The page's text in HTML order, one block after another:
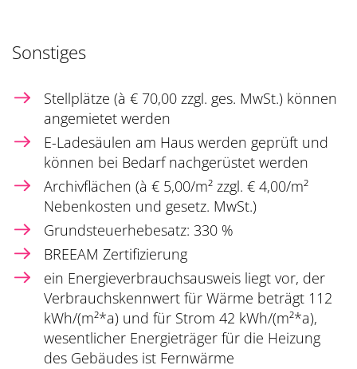
Sonstiges
Stellplätze (à € 70,00 zzgl. ges. MwSt.) können
angemietet werden
E-Ladesäulen am Haus werden geprüft und
können bei Bedarf nachgerüstet werden
Archivflächen (à € 5,00/m² zzgl. € 4,00/m²
Nebenkosten und gesetz. MwSt.)
Grundsteuerhebesatz: 330 %
BREEAM Zertifizierung
ein Energieverbrauchsausweis liegt vor, der
Verbrauchskennwert für Wärme beträgt 112
kWh/(m²*a) und für Strom 42 kWh/(m²*a),
wesentlicher Energieträger für die Heizung
des Gebäudes ist Fernwärme